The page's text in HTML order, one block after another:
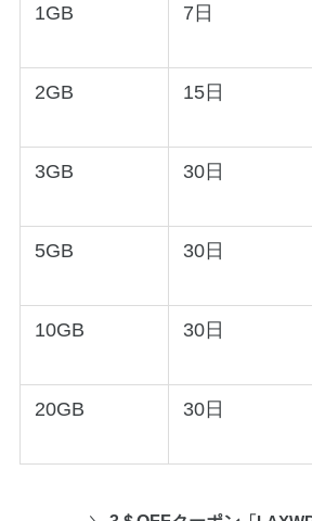
1GB 7日
2GB 15日
3GB 30日
5GB 30日
10GB 30日
20GB 30日